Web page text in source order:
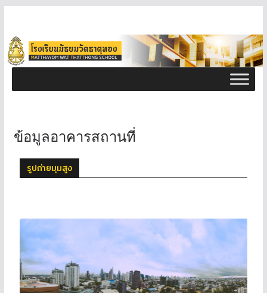
ข้อมูลอาคารสถานที่
รูปถ่ายมุมสูง